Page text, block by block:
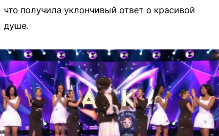
что получила уклончивый ответ о красивой
душе.